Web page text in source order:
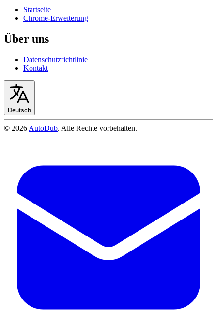
Startseite
Chrome-Erweiterung
Über uns
Datenschutzrichtlinie
Kontakt
Deutsch
© 2026 AutoDub. Alle Rechte vorbehalten.